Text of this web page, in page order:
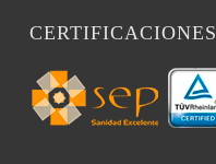
CERTIFICACIONES